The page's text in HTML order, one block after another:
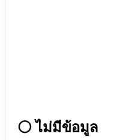
⚪ ไม่มีข้อมูล